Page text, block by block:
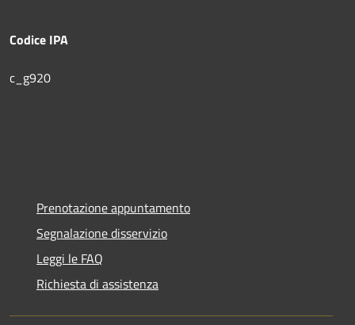
Codice IPA
c_g920
Prenotazione appuntamento
Segnalazione disservizio
Leggi le FAQ
Richiesta di assistenza